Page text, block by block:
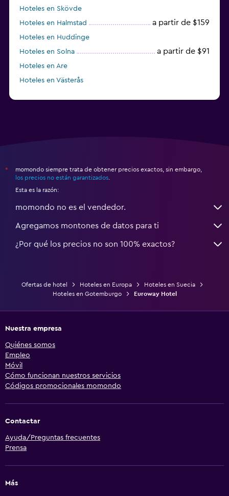
Hoteles en Skövde
Hoteles en Halmstad
a partir de $159
Hoteles en Huddinge
Hoteles en Solna
a partir de $91
Hoteles en Are
Hoteles en Västerås
*
momondo siempre trata de obtener precios exactos, sin embargo,
los precios no están garantizados
Esta es la razón:
momondo no es el vendedor.
Agregamos montones de datos para ti
¿Por qué los precios no son 100% exactos?
Ofertas de hotel Hoteles en Europa
Hoteles en Suecia
Hoteles en Gotemburgo
Euroway Hotel
Nuestra empresa
Quiénes somos
Empleo
Móvil
Cómo funcionan nuestros servicios
Códigos promocionales momondo
Contactar
Ayuda/Preguntas frecuentes
Prensa
Más